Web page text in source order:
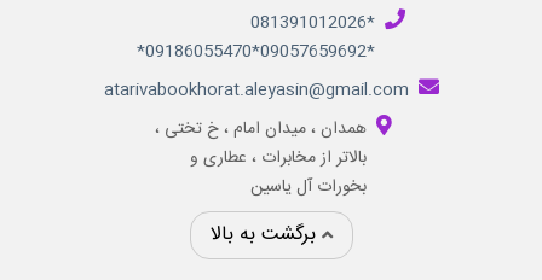
*081391012026
*09057659692*09186055470*
atarivabookhorat.aleyasin@gmail.com
همدان ، میدان امام ، خ تختی ،
بالاتر از مخابرات ، عطاری و
بخورات آل یاسین
برگشت به بالا